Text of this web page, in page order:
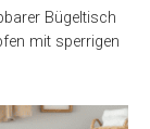
Bügeltisch
mit sperrigen